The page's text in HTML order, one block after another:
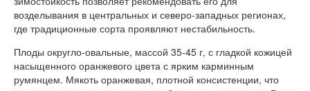
возделывания в центральных и северо-западных регионах,
где традиционные сорта проявляют нестабильность.
Плоды округло-овальные, массой 35-45 г, с гладкой кожицей
насыщенного оранжевого цвета с ярким карминным
румянцем. Мякоть оранжевая, плотной консистенции, что